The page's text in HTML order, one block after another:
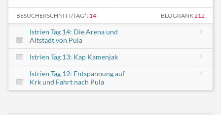
BESUCHERSCHNITT/TAG*: 14 BLOGRANK 212
Istrien Tag 14: Die Arena und
Altstadt von Pula
Istrien Tag 13: Kap Kamenjak
Istrien Tag 12: Entspannung auf
Krk und Fahrt nach Pula